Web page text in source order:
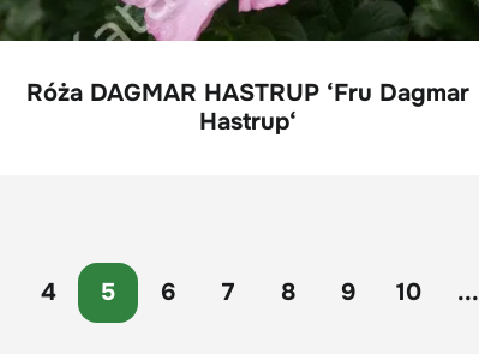
Róża DAGMAR HASTRUP ‘Fru Dagmar
Hastrup‘
4 5 6 7 8 9 10 ...